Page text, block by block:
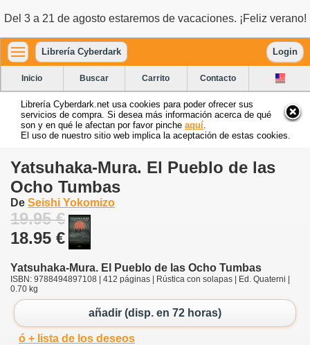
Del 3 a 21 de agosto estaremos de vacaciones. ¡Feliz verano!
Librería Cyberdark Login
Inicio Buscar Carrito Contacto
Librería Cyberdark.net usa cookies para poder ofrecer sus
servicios de compra. Si desea más información acerca de qué
son y en qué le afectan por favor pinche aquí
El uso de nuestro sitio web implica la aceptación de estas cookies.
Yatsuhaka-Mura. El Pueblo de las
Ocho Tumbas
De Seishi Yokomizo
19.95 €
18.95 €
Yatsuhaka-Mura. El Pueblo de las Ocho Tumbas
ISBN: 9788494897108 | 412 páginas | Rústica con solapas | Ed. Quaterni |
0.70 kg
añadir (disp. en 72 horas)
ó + lista de los deseos